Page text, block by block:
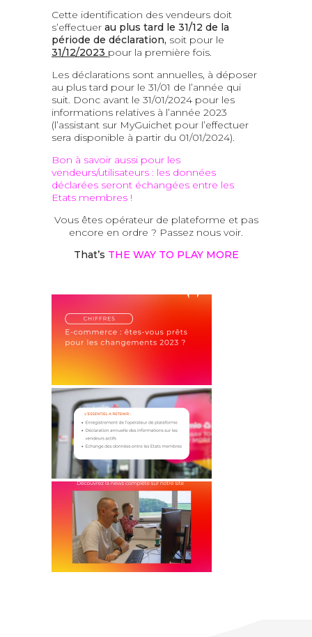
Cette identification des vendeurs doit
s’effectuer au plus tard le 31/12 de la
période de déclaration, soit pour le
31/12/2023 pour la première fois.
Les déclarations sont annuelles, à déposer
au plus tard pour le 31/01 de l’année qui
suit. Donc avant le 31/01/2024 pour les
informations relatives à l’année 2023
(l’assistant sur MyGuichet pour l’effectuer
sera disponible à partir du 01/01/2024).
Bon à savoir aussi pour les
vendeurs/utilisateurs : les données
déclarées seront échangées entre les
Etats membres !
Vous êtes opérateur de plateforme et pas
encore en ordre ? Passez nous voir.
That’s THE WAY TO PLAY MORE